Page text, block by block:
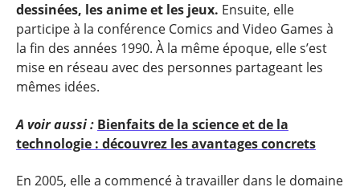
dessinées, les anime et les jeux. Ensuite, elle
participe à la conférence Comics and Video Games à
la fin des années 1990. À la même époque, elle s’est
mise en réseau avec des personnes partageant les
mêmes idées.
A voir aussi : Bienfaits de la science et de la
technologie : découvrez les avantages concrets
En 2005, elle a commencé à travailler dans le domaine